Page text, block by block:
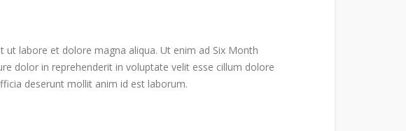
labore et dolore magna aliqua. Ut enim ad Six Month
dolor in reprehenderit in voluptate velit esse cillum dolore
deserunt mollit anim id est laborum.